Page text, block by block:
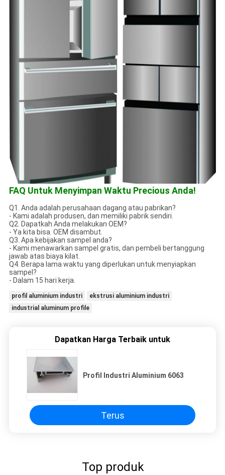
FAQ Untuk Menyimpan Waktu Precious Anda!
Q1. Anda adalah perusahaan dagang atau pabrikan?
- Kami adalah produsen, dan memiliki pabrik sendiri.
Q2. Dapatkah Anda melakukan OEM?
- Ya kita bisa. OEM disambut.
Q3. Apa kebijakan sampel anda?
- Kami menawarkan sampel gratis, dan pembeli bertanggung
jawab atas biaya kilat.
Q4. Berapa lama waktu yang diperlukan untuk menyiapkan
sampel?
- Dalam 15 hari kerja.
profil aluminium industri
ekstrusi aluminium industri
industrial aluminum profile
Dapatkan Harga Terbaik untuk
Profil Industri Aluminium 6063
Terus
Top produk